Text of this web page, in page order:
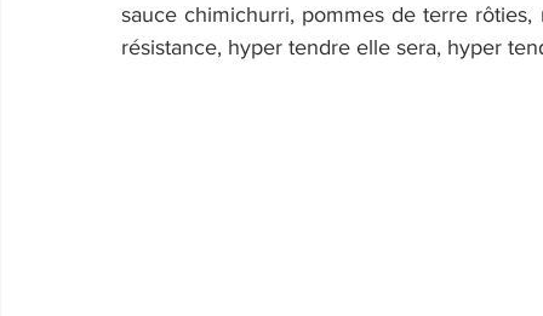
sauce chimichurri, pommes de terre
résistance, hyper tendre elle sera, hyper